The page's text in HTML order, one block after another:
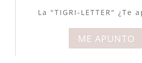
La "TIGRI-LETTER" ¿Te
ME APUNTO